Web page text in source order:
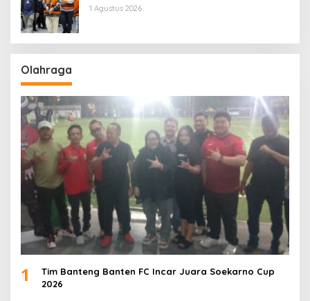
1 Agustus 2026
Olahraga
1
Tim Banteng Banten FC Incar Juara Soekarno Cup
2026